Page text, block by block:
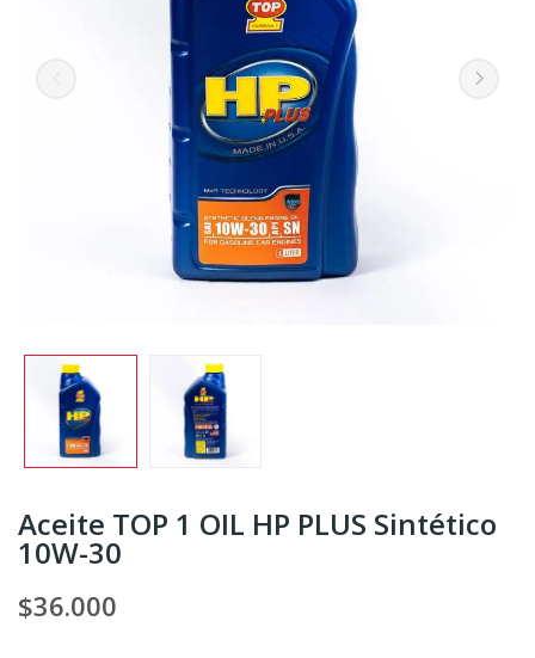
Aceite TOP 1 OIL HP PLUS Sintético
10W-30
$36.000